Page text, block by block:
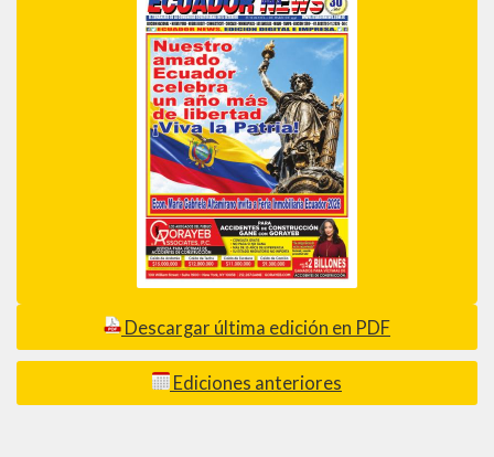
Descargar última edición en PDF
Ediciones anteriores